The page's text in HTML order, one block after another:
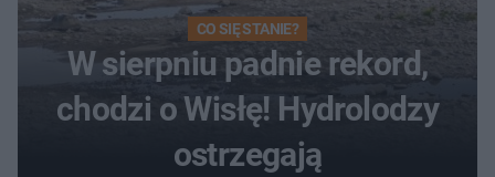
CO SIĘ STANIE?
W sierpniu padnie rekord,
chodzi o Wisłę! Hydrolodzy
ostrzegają